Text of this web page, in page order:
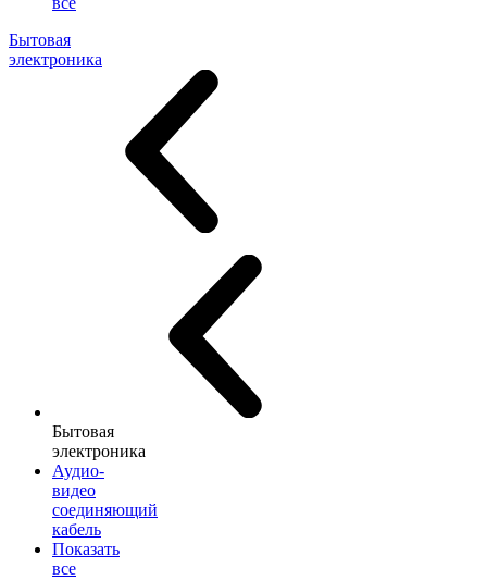
Бытовая
электроника
Бытовая
электроника
Аудио-
видео
соединяющий
кабель
Показать
все